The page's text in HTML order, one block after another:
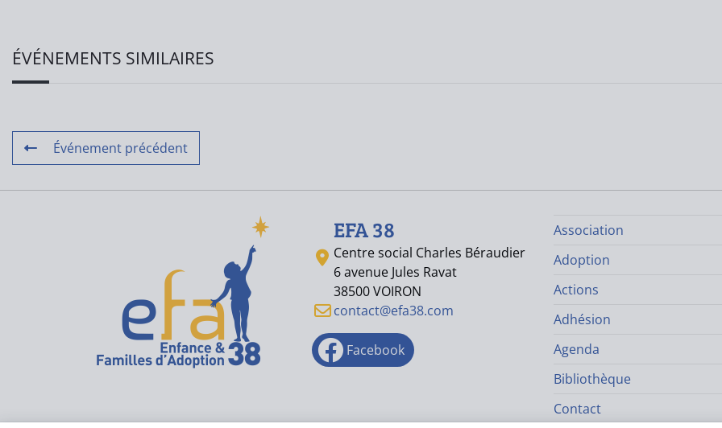
ÉVÉNEMENTS SIMILAIRES
Événement précédent
EFA 38
Centre social Charles Béraudier
6 avenue Jules Ravat
38500 VOIRON
contact@efa38.com
Facebook
Association
Adoption
Actions
Adhésion
Agenda
Bibliothèque
Contact